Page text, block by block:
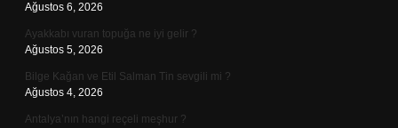
Ağustos 6, 2026
Ayakkabı vuran topuğa ne iyi gelir ?
Ağustos 5, 2026
Bilge Kağan ve Etil Salman Tin sevgili mi ?
Ağustos 4, 2026
Antalya’nın hangi reçeli meşhur ?